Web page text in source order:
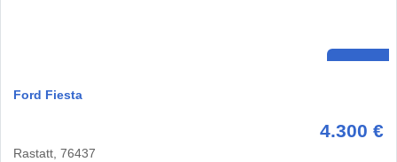
Ford Fiesta
4.300 €
Rastatt, 76437